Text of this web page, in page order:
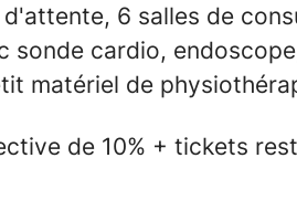
6 salles de
sonde cardio,
matériel de
de 10% + tickets